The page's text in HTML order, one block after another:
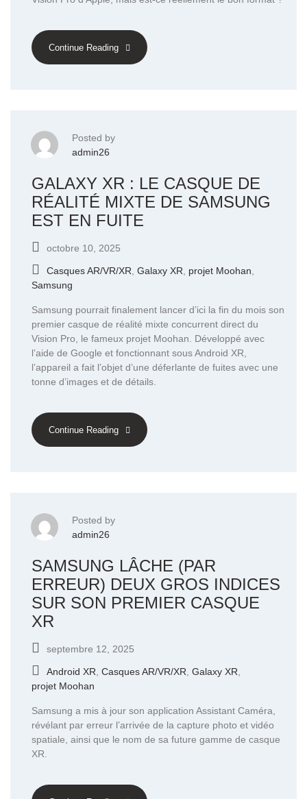
Continue Reading
Posted by
admin26
GALAXY XR : LE CASQUE DE
RÉALITÉ MIXTE DE SAMSUNG
EST EN FUITE
octobre 10, 2025
Casques AR/VR/XR, Galaxy XR, projet Moohan,
Samsung
Samsung pourrait finalement lancer d’ici la fin du mois son
premier casque de réalité mixte concurrent direct du
Vision Pro, le fameux projet Moohan. Développé avec
l’aide de Google et fonctionnant sous Android XR,
l’appareil a fait l’objet d’une déferlante de fuites avec une
tonne d’images et de détails.
Continue Reading
Posted by
admin26
SAMSUNG LÂCHE (PAR
ERREUR) DEUX GROS INDICES
SUR SON PREMIER CASQUE
XR
septembre 12, 2025
Android XR, Casques AR/VR/XR, Galaxy XR,
projet Moohan
Samsung a mis à jour son application Assistant Caméra,
révélant par erreur l’arrivée de la capture photo et vidéo
spatiale, ainsi que le nom de sa future gamme de casque
XR.